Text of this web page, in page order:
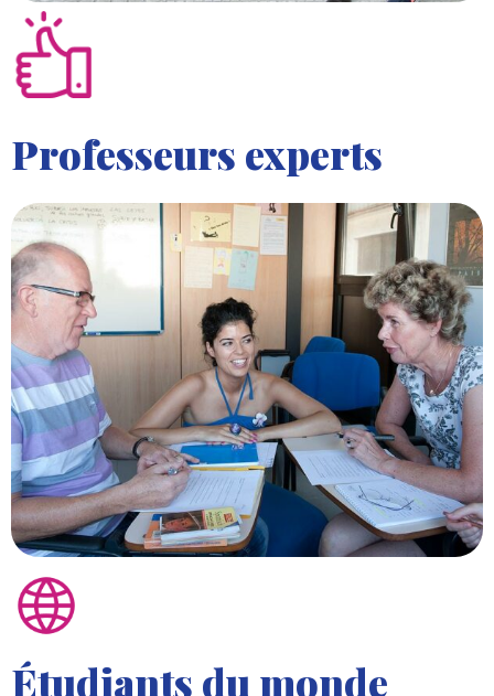
Professeurs experts
Étudiants du monde